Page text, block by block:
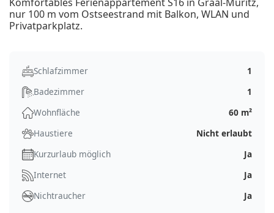
nur 100 m vom Ostseestrand mit Balkon, WLAN und
Privatparkplatz.
Schlafzimmer
1
Badezimmer
1
Wohnfläche
60 m²
Haustiere
Nicht erlaubt
Kurzurlaub möglich
Ja
Internet
Ja
Nichtraucher
Ja